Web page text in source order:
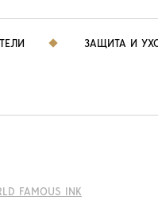
ЗАЩИТА И
FAMOUS INK